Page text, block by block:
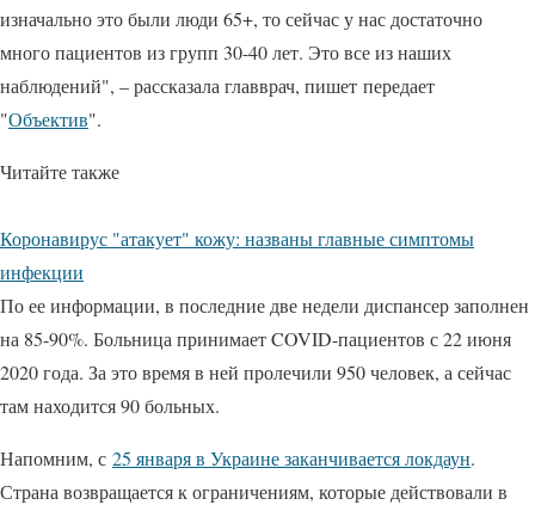
изначально это были люди 65+, то сейчас у нас достаточно
много пациентов из групп 30-40 лет. Это все из наших
наблюдений", – рассказала главврач, пишет передает
"Объектив".
Читайте также
Коронавирус "атакует" кожу: названы главные симптомы
инфекции
По ее информации, в последние две недели диспансер заполнен
на 85-90%. Больница принимает COVID-пациентов с 22 июня
2020 года. За это время в ней пролечили 950 человек, а сейчас
там находится 90 больных.
Напомним, с 25 января в Украине заканчивается локдаун.
Страна возвращается к ограничениям, которые действовали в